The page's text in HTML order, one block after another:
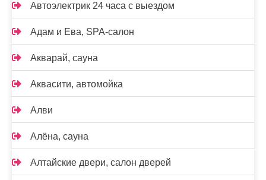
Автоэлектрик 24 часа с выездом
Адам и Ева, SPA-салон
Акварай, сауна
Аквасити, автомойка
Алви
Алёна, сауна
Алтайские двери, салон дверей